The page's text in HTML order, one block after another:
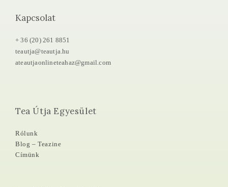
Kapcsolat
+ 36 (20) 261 8851
teautja@teautja.hu
ateautjaonlineteahaz@gmail.com
Tea Útja Egyesület
Rólunk
Blog – Teazine
Címünk